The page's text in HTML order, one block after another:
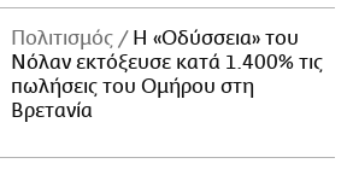
Πολιτισμός
Η «Οδύσσεια» του
Νόλαν εκτόξευσε κατά 1.400% τις
πωλήσεις του Ομήρου στη
Βρετανία